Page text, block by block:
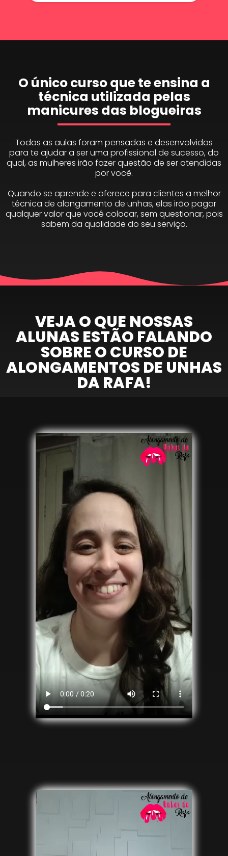
O único curso que te ensina a
técnica utilizada pelas
manicures das blogueiras
Todas as aulas foram pensadas e desenvolvidas
para te ajudar a ser uma profissional de sucesso, do
qual, as mulheres irão fazer questão de ser atendidas
por você.
Quando se aprende e oferece para clientes a melhor
técnica de alongamento de unhas, elas irão pagar
qualquer valor que você colocar, sem questionar, pois
sabem da qualidade do seu serviço.
VEJA O QUE NOSSAS
ALUNAS ESTÃO FALANDO
SOBRE O CURSO DE
ALONGAMENTOS DE UNHAS
DA RAFA!